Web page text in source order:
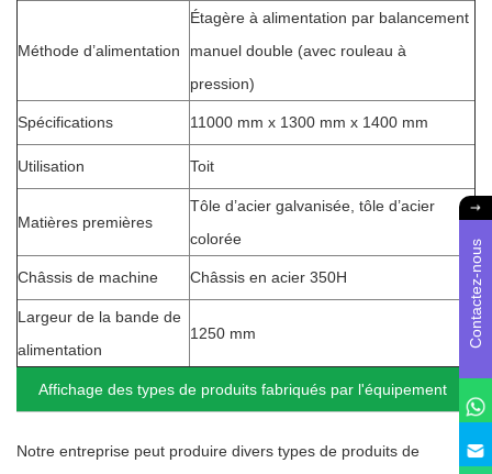
Méthode d’alimentation
Étagère à alimentation par balancement
manuel double (avec rouleau à
pression)
Spécifications 11000 mm x 1300 mm x 1400 mm
Utilisation Toit
Matières premières
Tôle d’acier galvanisée, tôle d’acier
colorée
Châssis de machine Châssis en acier 350H
Largeur de la bande de
alimentation
1250 mm
Affichage des types de produits fabriqués par l'équipement
Notre entreprise peut produire divers types de produits de
Contactez-nous